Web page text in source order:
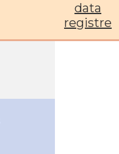
data
registre